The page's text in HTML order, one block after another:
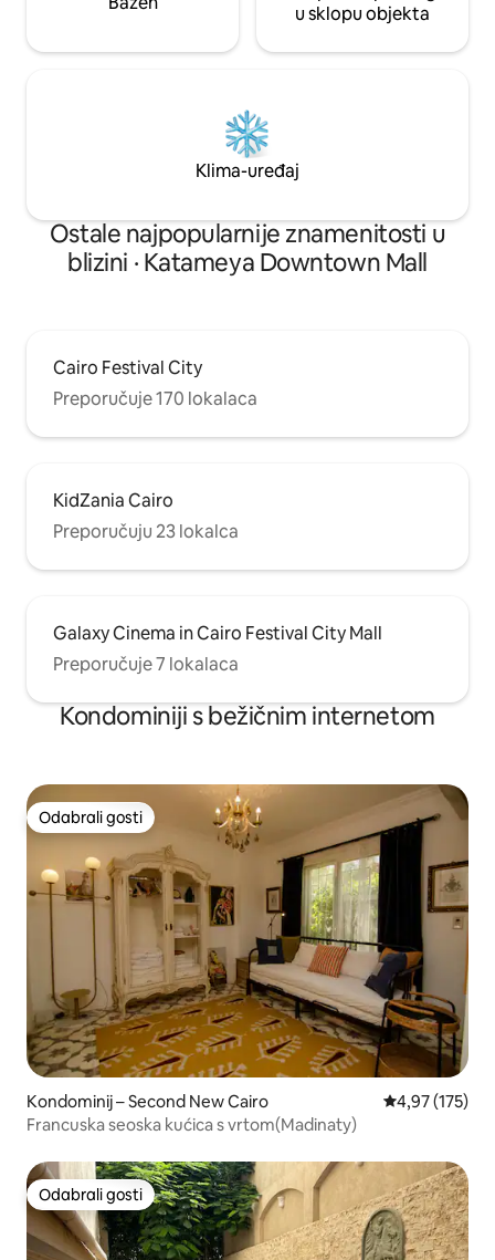
u sklopu objekta
Klima-uređaj
Ostale najpopularnije znamenitosti u
blizini · Katameya Downtown Mall
Cairo Festival City
Preporučuje 170 lokalaca
KidZania Cairo
Preporučuju 23 lokalca
Galaxy Cinema in Cairo Festival City Mall
Preporučuje 7 lokalaca
Kondominiji s bežičnim internetom
Odabrali gosti
Odabrali gosti
Kondominij – Second New Cairo Prosječna
4,97 (175)
Francuska seoska kućica s vrtom(Madinaty)
Odabrali gosti
Odabrali gosti